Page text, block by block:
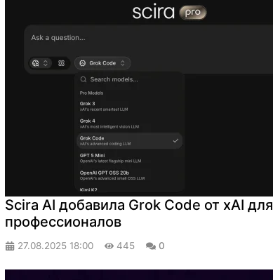
Scira AI добавила Grok Code от xAI для
профессионалов
27.08.2025 18:00 445 0